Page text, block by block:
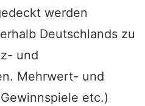
werden
Deutschlands zu
und
Mehrwert- und
etc.)